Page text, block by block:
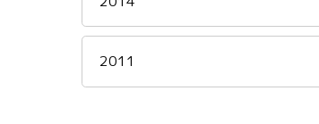
2011